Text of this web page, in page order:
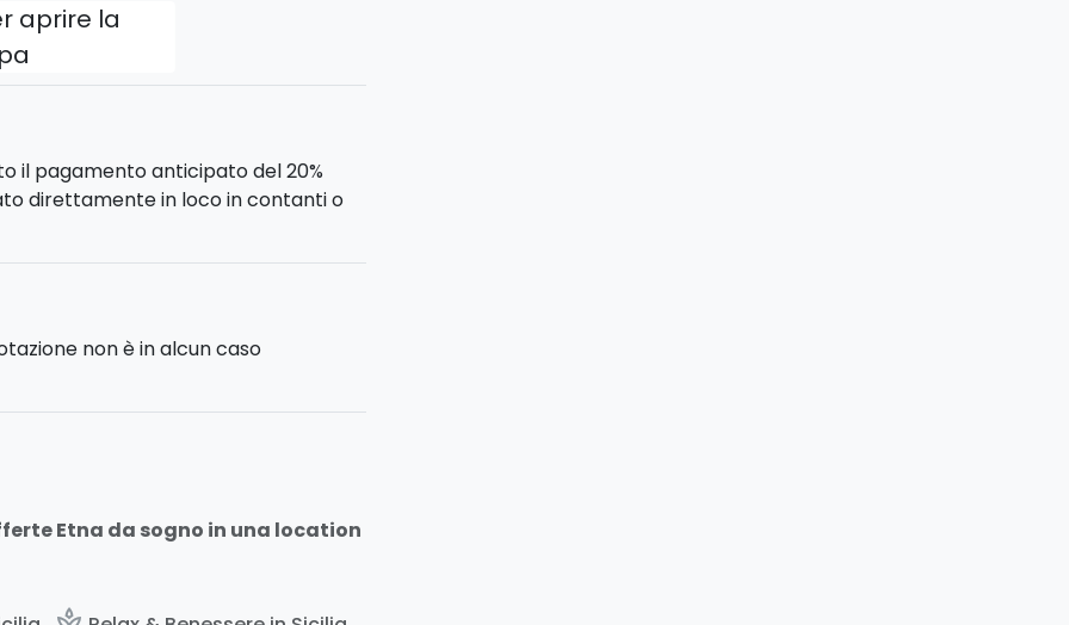
un primo piatto, un secondo, dolce o
Nebrodi, tagliolini tartufati e pasta
potreste gustare durante il vostro
aprire la
il pagamento anticipato del 20%
direttamente in loco in contanti o
non è in alcun caso
Etna da sogno in una location